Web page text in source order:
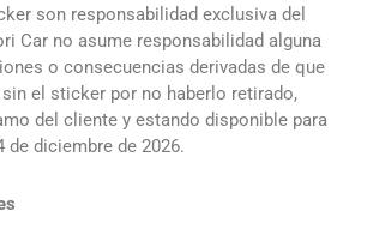
son responsabilidad exclusiva del
Car no asume responsabilidad alguna
o consecuencias derivadas de que
el sticker por no haberlo retirado,
del cliente y estando disponible para
de diciembre de 2026.